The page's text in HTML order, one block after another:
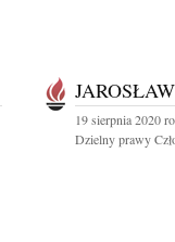
19 sierpnia 2020
Dzielny prawy